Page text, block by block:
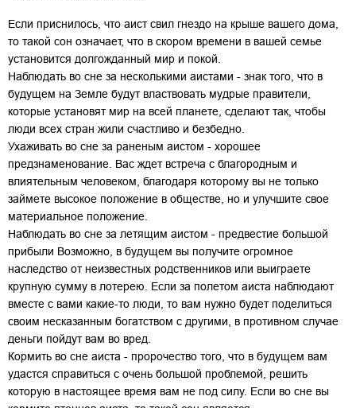
Если приснилось, что аист свил гнездо на крыше вашего дома,
то такой сон означает, что в скором времени в вашей семье
установится долгожданный мир и покой.
Наблюдать во сне за несколькими аистами - знак того, что в
будущем на Земле будут властвовать мудрые правители,
которые установят мир на всей планете, сделают так, чтобы
люди всех стран жили счастливо и безбедно.
Ухаживать во сне за раненым аистом - хорошее
предзнаменование. Вас ждет встреча с благородным и
влиятельным человеком, благодаря которому вы не только
займете высокое положение в обществе, но и улучшите свое
материальное положение.
Наблюдать во сне за летящим аистом - предвестие большой
прибыли Возможно, в будущем вы получите огромное
наследство от неизвестных родственников или выиграете
крупную сумму в лотерею. Если за полетом аиста наблюдают
вместе с вами какие-то люди, то вам нужно будет поделиться
своим несказанным богатством с другими, в противном случае
деньги пойдут вам во вред.
Кормить во сне аиста - пророчество того, что в будущем вам
удастся справиться с очень большой проблемой, решить
которую в настоящее время вам не под силу. Если во сне вы